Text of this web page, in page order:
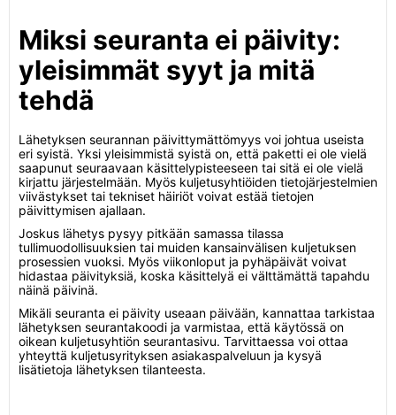
Miksi seuranta ei päivity:
yleisimmät syyt ja mitä
tehdä
Lähetyksen seurannan päivittymättömyys voi johtua useista
eri syistä. Yksi yleisimmistä syistä on, että paketti ei ole vielä
saapunut seuraavaan käsittelypisteeseen tai sitä ei ole vielä
kirjattu järjestelmään. Myös kuljetusyhtiöiden tietojärjestelmien
viivästykset tai tekniset häiriöt voivat estää tietojen
päivittymisen ajallaan.
Joskus lähetys pysyy pitkään samassa tilassa
tullimuodollisuuksien tai muiden kansainvälisen kuljetuksen
prosessien vuoksi. Myös viikonloput ja pyhäpäivät voivat
hidastaa päivityksiä, koska käsittelyä ei välttämättä tapahdu
näinä päivinä.
Mikäli seuranta ei päivity useaan päivään, kannattaa tarkistaa
lähetyksen seurantakoodi ja varmistaa, että käytössä on
oikean kuljetusyhtiön seurantasivu. Tarvittaessa voi ottaa
yhteyttä kuljetusyrityksen asiakaspalveluun ja kysyä
lisätietoja lähetyksen tilanteesta.